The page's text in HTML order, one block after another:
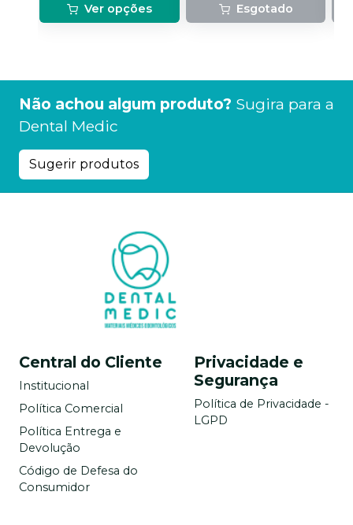
Ver opções Esgotado
Não achou algum produto? Sugira para a
Dental Medic
Sugerir produtos
Central do Cliente
Institucional
Política Comercial
Política Entrega e
Devolução
Código de Defesa do
Consumidor
Privacidade e
Segurança
Política de Privacidade -
LGPD